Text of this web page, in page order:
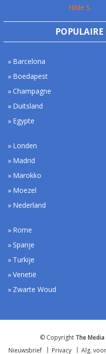
Hilde S.
Barcelona
Boedapest
Champagne
Duitsland
Egypte
Londen
Madrid
Marokko
Moezel
Nederland
Rome
Spanje
Turkije
Venetië
Zwarte Woud
© Copyright The Media
Nieuwsbrief
Privacy Alg.